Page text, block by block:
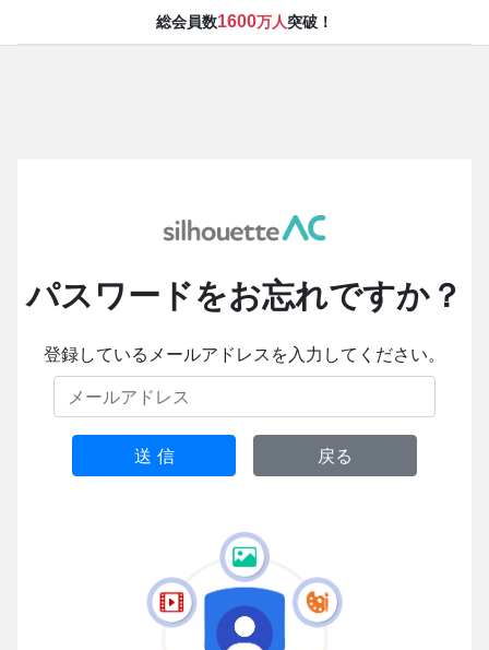
総会員数1600万人突破！
パスワードをお忘れですか？
登録しているメールアドレスを入力してください。
送 信 戻る